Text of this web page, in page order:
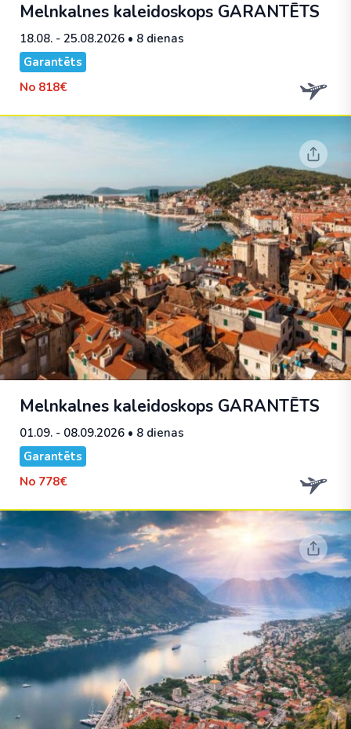
Melnkalnes kaleidoskops GARANTĒTS
18.08. - 25.08.2026 • 8 dienas
Garantēts
No 818€
Melnkalnes kaleidoskops GARANTĒTS
01.09. - 08.09.2026 • 8 dienas
Garantēts
No 778€